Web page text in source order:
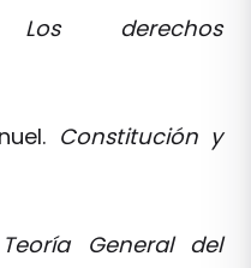
Los derechos
Constitución y
Teoría General del